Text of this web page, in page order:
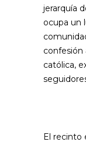
jerarquía
ocupa un
confesión
católica,
El recinto